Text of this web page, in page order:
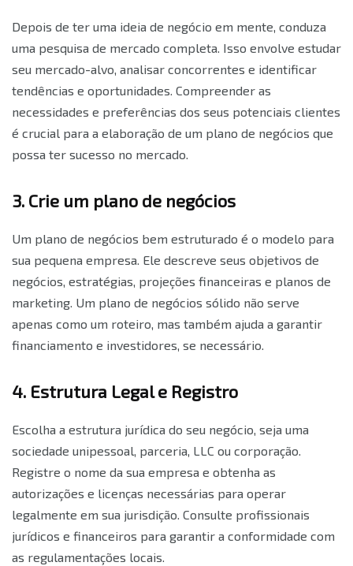
Depois de ter uma ideia de negócio em mente, conduza
uma pesquisa de mercado completa. Isso envolve estudar
seu mercado-alvo, analisar concorrentes e identificar
tendências e oportunidades. Compreender as
necessidades e preferências dos seus potenciais clientes
é crucial para a elaboração de um plano de negócios que
possa ter sucesso no mercado.
3. Crie um plano de negócios
Um plano de negócios bem estruturado é o modelo para
sua pequena empresa. Ele descreve seus objetivos de
negócios, estratégias, projeções financeiras e planos de
marketing. Um plano de negócios sólido não serve
apenas como um roteiro, mas também ajuda a garantir
financiamento e investidores, se necessário.
4. Estrutura Legal e Registro
Escolha a estrutura jurídica do seu negócio, seja uma
sociedade unipessoal, parceria, LLC ou corporação.
Registre o nome da sua empresa e obtenha as
autorizações e licenças necessárias para operar
legalmente em sua jurisdição. Consulte profissionais
jurídicos e financeiros para garantir a conformidade com
as regulamentações locais.